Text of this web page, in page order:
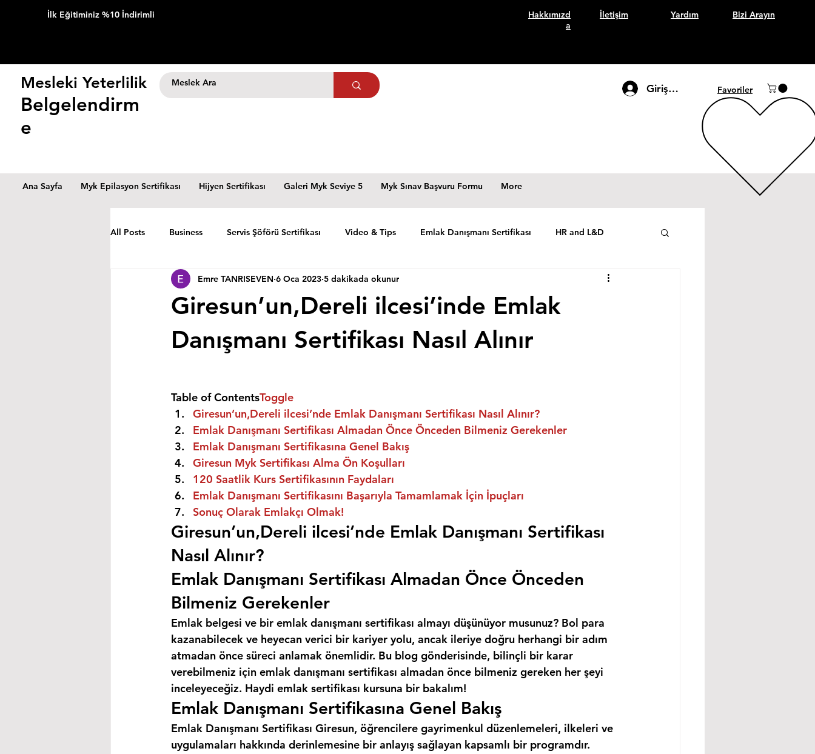
İlk Eğitiminiz %10 İndirimli
Hakkımızd
a
İletişim Yardım Bizi Arayın
Mesleki Yeterlilik
Belgelendirm
e
Giriş Yap Favoriler
Ana Sayfa Myk Epilasyon Sertifikası Hijyen Sertifikası Galeri Myk Seviye 5 Myk Sınav Başvuru Formu More
All Posts Business Servis Şöförü Sertifikası Video & Tips Emlak Danışmanı Sertifikası HR and L&D
Giresun’un,Dereli ilcesi’inde Emlak
Danışmanı Sertifikası Nasıl Alınır
Emre TANRISEVEN 6 Oca 2023 5 dakikada okunur
Table of ContentsToggle
Giresun’un,Dereli ilcesi’nde Emlak Danışmanı Sertifikası Nasıl Alınır?
Emlak Danışmanı Sertifikası Almadan Önce Önceden Bilmeniz Gerekenler
Emlak Danışmanı Sertifikasına Genel Bakış
Giresun Myk Sertifikası Alma Ön Koşulları
120 Saatlik Kurs Sertifikasının Faydaları
Emlak Danışmanı Sertifikasını Başarıyla Tamamlamak İçin İpuçları
Sonuç Olarak Emlakçı Olmak!
Giresun’un,Dereli ilcesi’nde Emlak Danışmanı Sertifikası
Nasıl Alınır?
Emlak Danışmanı Sertifikası Almadan Önce Önceden
Bilmeniz Gerekenler
Emlak belgesi ve bir emlak danışmanı sertifikası almayı düşünüyor musunuz? Bol para
kazanabilecek ve heyecan verici bir kariyer yolu, ancak ileriye doğru herhangi bir adım
atmadan önce süreci anlamak önemlidir. Bu blog gönderisinde, bilinçli bir karar
verebilmeniz için emlak danışmanı sertifikası almadan önce bilmeniz gereken her şeyi
inceleyeceğiz. Haydi emlak sertifikası kursuna bir bakalım!
Emlak Danışmanı Sertifikasına Genel Bakış
Emlak Danışmanı Sertifikası Giresun, öğrencilere gayrimenkul düzenlemeleri, ilkeleri ve
uygulamaları hakkında derinlemesine bir anlayış sağlayan kapsamlı bir programdır.